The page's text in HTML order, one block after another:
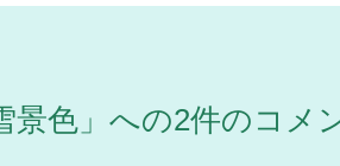
景色」への2件のコメ